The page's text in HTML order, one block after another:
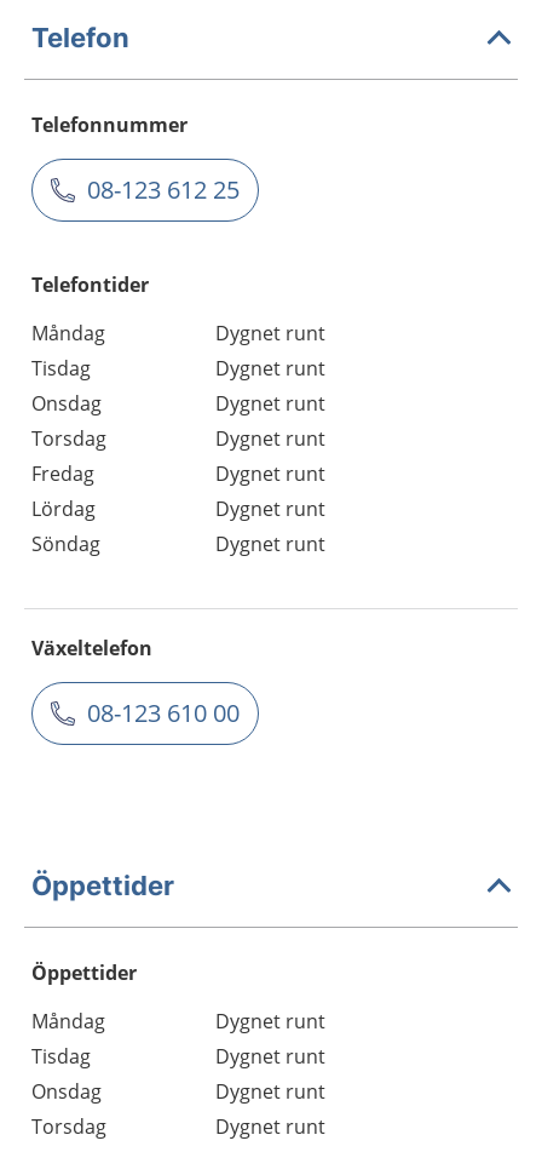
Telefon
Telefonnummer
08-123 612 25
Telefontider
Måndag
Dygnet runt
Tisdag
Dygnet runt
Onsdag
Dygnet runt
Torsdag
Dygnet runt
Fredag
Dygnet runt
Lördag
Dygnet runt
Söndag
Dygnet runt
Växeltelefon
08-123 610 00
Öppettider
Öppettider
Dag
Öppettider
Kommentarer
Måndag
Dygnet runt
Tisdag
Dygnet runt
Onsdag
Dygnet runt
Torsdag
Dygnet runt